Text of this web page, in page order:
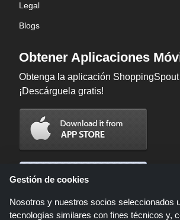
Legal
Blogs
Obtener Aplicaciones
Obtenga la aplicación
¡Descárguela gratis!
Gestión de cookies
Nosotros y nuestros socios seleccionados
tecnologías similares con fines técnicos y,